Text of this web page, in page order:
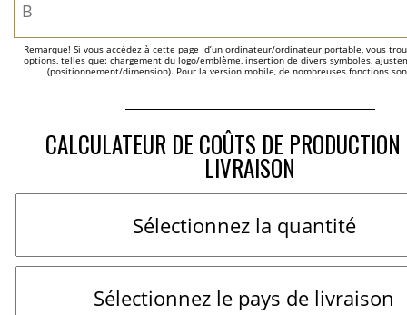
Remarque! Si vous accédez à cette page  d’un ordinateur/ordinateur portable, vous
options, telles que: chargement du logo/emblème, insertion de divers symboles,
(positionnement/dimension). Pour la version mobile, de nombreuses fonctions
CALCULATEUR DE COÛTS DE
LIVRAISON